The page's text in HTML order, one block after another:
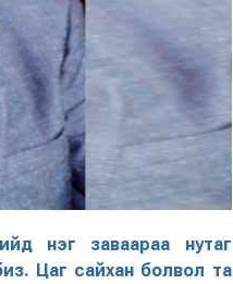
нэг заваараа нутаг
Цаг сайхан болвол та